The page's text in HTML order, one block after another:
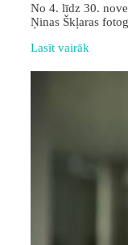
No 4. līdz 30.
Ņinas Škļaras
Lasīt vairāk